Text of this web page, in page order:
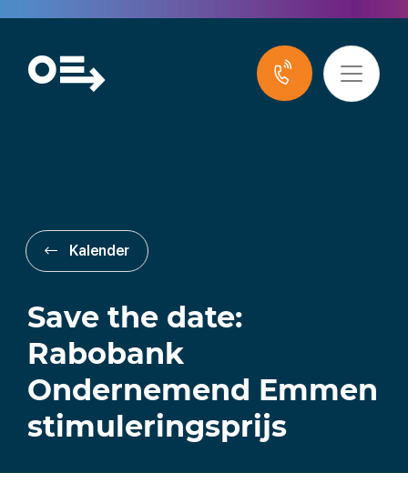
Kalender
Save the date:
Rabobank
Ondernemend Emmen
stimuleringsprijs